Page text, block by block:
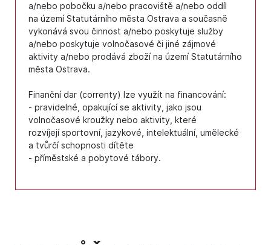
a/nebo pobočku a/nebo pracoviště a/nebo oddíl
na území Statutárního města Ostrava a současně
vykonává svou činnost a/nebo poskytuje služby
a/nebo poskytuje volnočasové či jiné zájmové
aktivity a/nebo prodává zboží na území Statutárního
města Ostrava.
Finanční dar (correnty) lze využít na financování:
- pravidelné, opakující se aktivity, jako jsou
volnočasové kroužky nebo aktivity, které
rozvíjejí sportovní, jazykové, intelektuální, umělecké
a tvůrčí schopnosti dítěte
- příměstské a pobytové tábory.